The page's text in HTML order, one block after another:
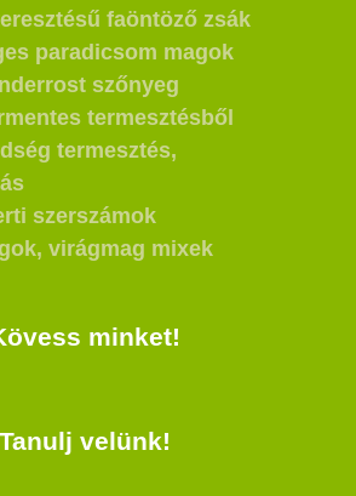
faöntöző zsák
paradicsom magok
szőnyeg
termesztésből
termesztés,
szerszámok
virágmag mixek
minket!
Tanulj velünk!